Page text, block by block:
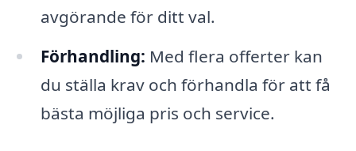
avgörande för ditt val.
Förhandling: Med flera offerter kan
du ställa krav och förhandla för att få
bästa möjliga pris och service.